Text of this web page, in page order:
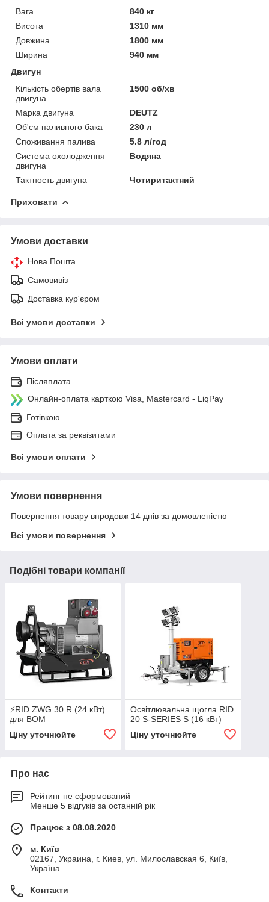
Вага
840 кг
Висота
1310 мм
Довжина
1800 мм
Ширина
940 мм
Двигун
Кількість обертів вала
двигуна
1500 об/хв
Марка двигуна
DEUTZ
Об'єм паливного бака
230 л
Споживання палива
5.8 л/год
Система охолодження
двигуна
Водяна
Тактность двигуна Чотиритактний
Приховати
Умови доставки
Нова Пошта
Самовивіз
Доставка кур'єром
Всі умови доставки
Умови оплати
Післяплата
Онлайн-оплата карткою Visa, Mastercard - LiqPay
Готівкою
Оплата за реквізитами
Всі умови оплати
Умови повернення
Повернення товару впродовж 14 днів за домовленістю
Всі умови повернення
Подібні товари компанії
⚡RID ZWG 30 R (24 кВт)
для ВОМ
Ціну уточнюйте
Освітлювальна щогла RID
20 S-SERIES S (16 кВт)
Ціну уточнюйте
Про нас
Рейтинг не сформований
Менше 5 відгуків за останній рік
Працює з 08.08.2020
м. Київ
02167, Украина, г. Киев, ул. Милославская 6, Київ,
Україна
Контакти